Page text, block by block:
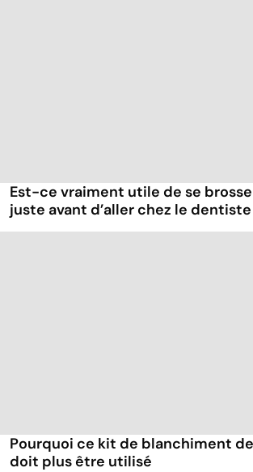
Est-ce vraiment utile de se
juste avant d’aller chez le dentiste
Pourquoi ce kit de blanchiment
doit plus être utilisé